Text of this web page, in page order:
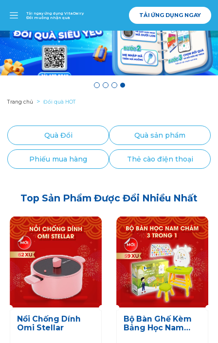
Tải ngay ứng dụng VitaDairy
Đổi muỗng nhận quà
TẢI ỨNG DỤNG NGAY
Trang chủ Đổi quà HOT
Quà Đổi Quà sản phẩm
Phiếu mua hàng Thẻ cào điện thoại
Top Sản Phẩm Được Đổi Nhiều Nhất
Nồi Chống Dính
Omi Stellar
Bộ Bàn Ghế Kèm
Bảng Học Nam